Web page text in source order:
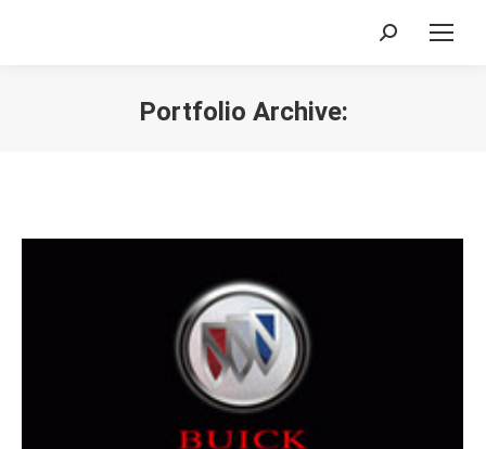
Search:
Portfolio Archive: